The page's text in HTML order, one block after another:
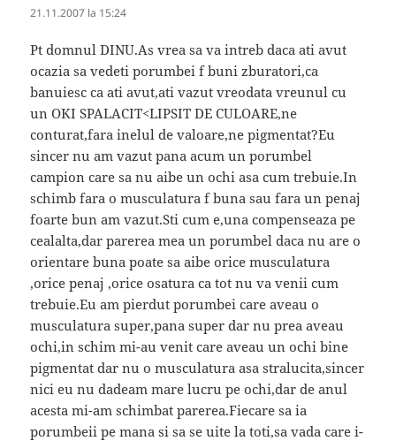
21.11.2007 la 15:24
Pt domnul DINU.As vrea sa va intreb daca ati avut
ocazia sa vedeti porumbei f buni zburatori,ca
banuiesc ca ati avut,ati vazut vreodata vreunul cu
un OKI SPALACIT<LIPSIT DE CULOARE,ne
conturat,fara inelul de valoare,ne pigmentat?Eu
sincer nu am vazut pana acum un porumbel
campion care sa nu aibe un ochi asa cum trebuie.In
schimb fara o musculatura f buna sau fara un penaj
foarte bun am vazut.Sti cum e,una compenseaza pe
cealalta,dar parerea mea un porumbel daca nu are o
orientare buna poate sa aibe orice musculatura
,orice penaj ,orice osatura ca tot nu va venii cum
trebuie.Eu am pierdut porumbei care aveau o
musculatura super,pana super dar nu prea aveau
ochi,in schim mi-au venit care aveau un ochi bine
pigmentat dar nu o musculatura asa stralucita,sincer
nici eu nu dadeam mare lucru pe ochi,dar de anul
acesta mi-am schimbat parerea.Fiecare sa ia
porumbeii pe mana si sa se uite la toti,sa vada care i-